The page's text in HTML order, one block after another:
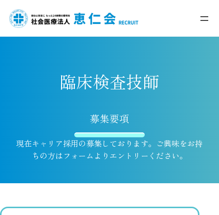
臨床検査技師
募集要項
現在キャリア採用の募集しております。ご興味をお持
ちの方はフォームよりエントリーください。